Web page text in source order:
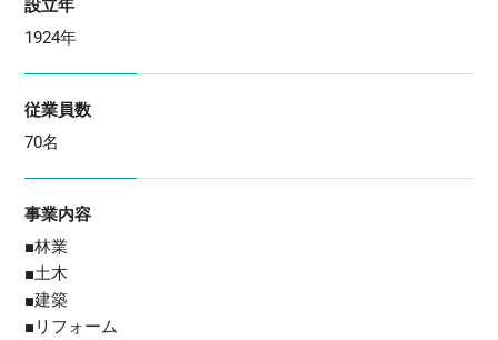
設立年
1924年
従業員数
70名
事業内容
■林業
■土木
■建築
■リフォーム